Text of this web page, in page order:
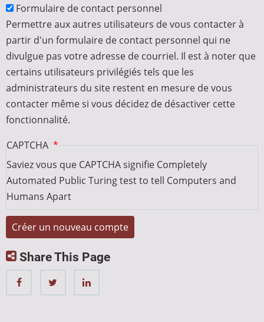
Formulaire de contact personnel
Permettre aux autres utilisateurs de vous contacter à
partir d'un formulaire de contact personnel qui ne
divulgue pas votre adresse de courriel. Il est à noter que
certains utilisateurs privilégiés tels que les
administrateurs du site restent en mesure de vous
contacter même si vous décidez de désactiver cette
fonctionnalité.
CAPTCHA
Saviez vous que CAPTCHA signifie Completely
Automated Public Turing test to tell Computers and
Humans Apart
Share This Page